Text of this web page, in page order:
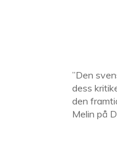
”Den
dess
den
Melin på